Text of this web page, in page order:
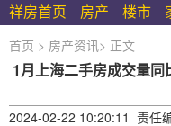
祥房首页 房产 楼市
首页 > 房产资讯> 正文
1月上海二手房成交量
2024-02-22 10:20:11 责任